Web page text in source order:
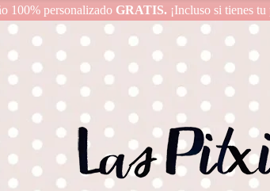
100% personalizado GRATIS. ¡Incluso si tienes